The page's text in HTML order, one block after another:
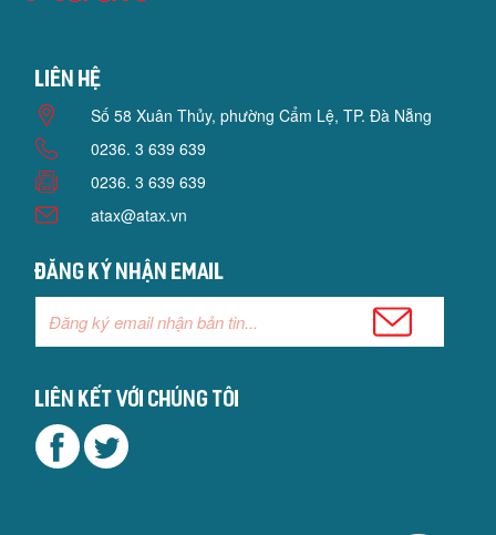
Liên hệ
Số 58 Xuân Thủy, phường Cẩm Lệ, TP. Đà Nẵng
0236. 3 639 639
0236. 3 639 639
atax@atax.vn
Đăng ký nhận email
Liên kết với chúng tôi